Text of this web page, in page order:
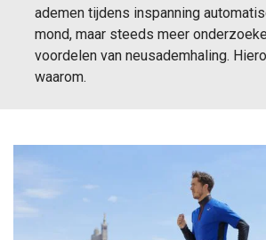
ademen tijdens inspanning
mond, maar steeds meer
voordelen van neusademhaling.
waarom.